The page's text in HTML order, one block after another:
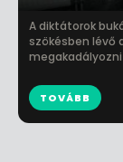
A diktátorok
szökésben lévő
TOVÁBB